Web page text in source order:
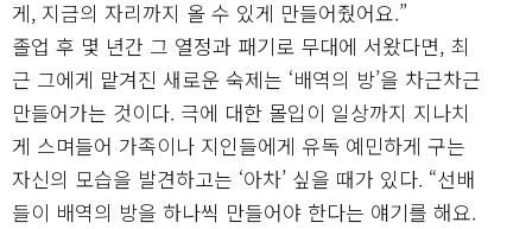
게, 지금의 자리까지 올 수 있게 만들어줬어요.”
졸업 후 몇 년간 그 열정과 패기로 무대에 서왔다면, 최
근 그에게 맡겨진 새로운 숙제는 ‘배역의 방’을 차근차근
만들어가는 것이다. 극에 대한 몰입이 일상까지 지나치
게 스며들어 가족이나 지인들에게 유독 예민하게 구는
자신의 모습을 발견하고는 ‘아차’ 싶을 때가 있다. “선배
들이 배역의 방을 하나씩 만들어야 한다는 얘기를 해요.